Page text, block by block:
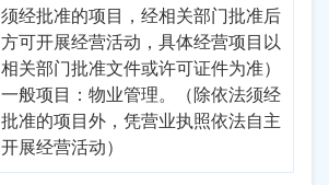
须经批准的项目，经相关部门批准后
方可开展经营活动，具体经营项目以
相关部门批准文件或许可证件为准）
一般项目：物业管理。（除依法须经
批准的项目外，凭营业执照依法自主
开展经营活动）